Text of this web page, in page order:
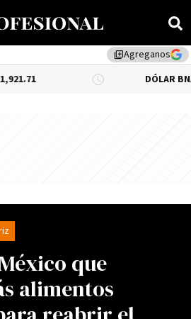
library_addAgreganos
DÓLAR BNA
que
alimentos